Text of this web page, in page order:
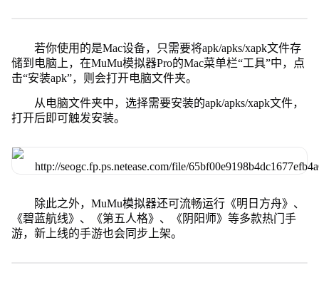
若你使用的是Mac设备，只需要将apk/apks/xapk文件存
储到电脑上，在MuMu模拟器Pro的Mac菜单栏“工具”中，点
击“安装apk”，则会打开电脑文件夹。
从电脑文件夹中，选择需要安装的apk/apks/xapk文件，
打开后即可触发安装。
除此之外，MuMu模拟器还可流畅运行《明日方舟》、
《碧蓝航线》、《第五人格》、《阴阳师》等多款热门手
游，新上线的手游也会同步上架。